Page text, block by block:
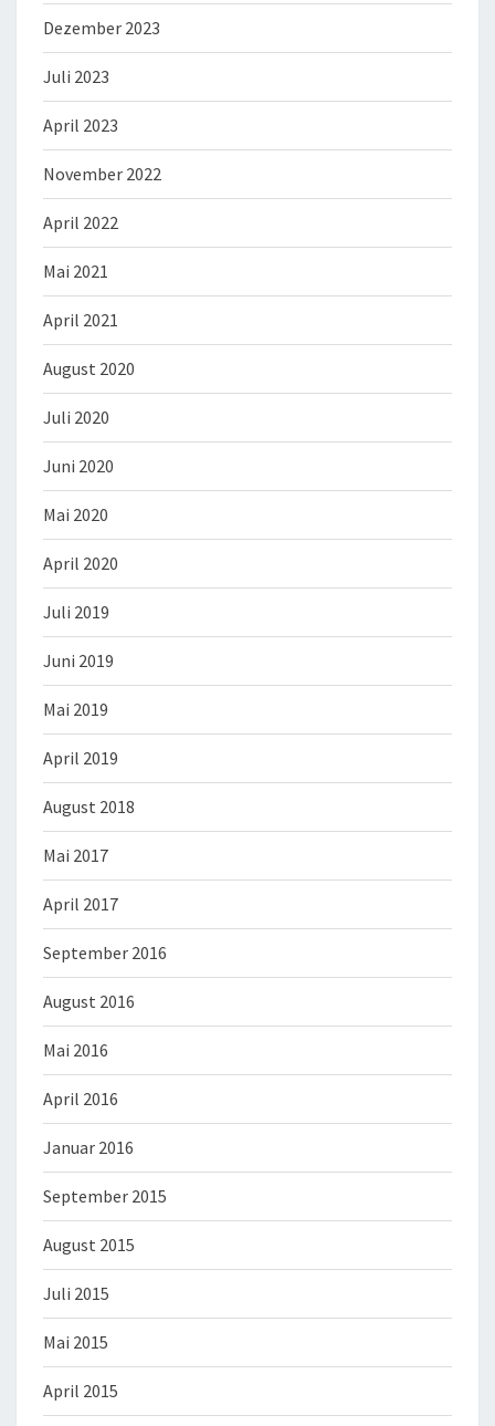
Dezember 2023
Juli 2023
April 2023
November 2022
April 2022
Mai 2021
April 2021
August 2020
Juli 2020
Juni 2020
Mai 2020
April 2020
Juli 2019
Juni 2019
Mai 2019
April 2019
August 2018
Mai 2017
April 2017
September 2016
August 2016
Mai 2016
April 2016
Januar 2016
September 2015
August 2015
Juli 2015
Mai 2015
April 2015